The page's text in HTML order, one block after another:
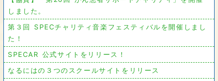
しました。
第３回 SPECチャリティ音楽フェスティバルを開催しまし
た！
SPECAR 公式サイトをリリース！
なるにはの３つのスクールサイトをリリース